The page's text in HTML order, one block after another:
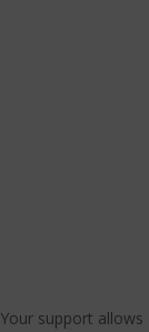
Your support